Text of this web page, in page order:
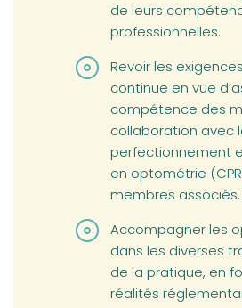
de leurs
professionnelles.
Revoir les
continue en vue
compétence des
collaboration avec
perfectionnement
en optométrie
membres associés.
Accompagner les
dans les diverses
de la pratique, en
réalités